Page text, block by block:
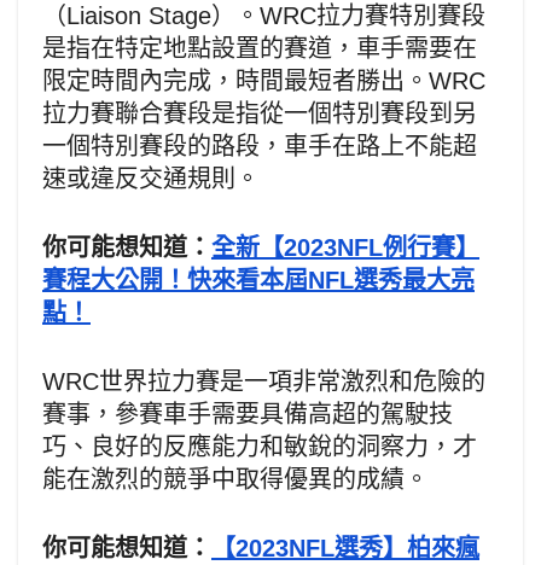
（Liaison Stage）。WRC拉力賽特別賽段
是指在特定地點設置的賽道，車手需要在
限定時間內完成，時間最短者勝出。WRC
拉力賽聯合賽段是指從一個特別賽段到另
一個特別賽段的路段，車手在路上不能超
速或違反交通規則。
你可能想知道： 全新【2023NFL例行賽】
賽程大公開！快來看本屆NFL選秀最大亮
點！
WRC世界拉力賽是一項非常激烈和危險的
賽事，參賽車手需要具備高超的駕駛技
巧、良好的反應能力和敏銳的洞察力，才
能在激烈的競爭中取得優異的成績。
你可能想知道：
【2023NFL選秀】柏來瘋